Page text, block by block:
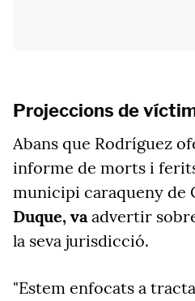
Projeccions de
Abans que Rodríguez
informe de morts i
municipi caraqueny de
Duque, vaadvertir
la seva jurisdicció.
"Estem enfocats a